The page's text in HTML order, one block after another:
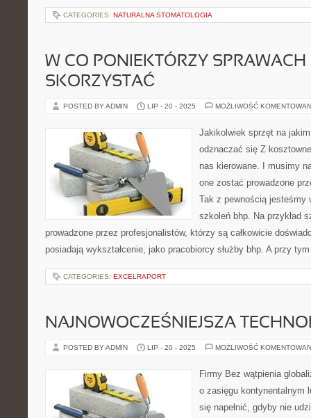
CATEGORIES: NATURALNA STOMATOLOGIA
W CO PONIEKTÓRZY
SKORZYSTAĆ
POSTED BY ADMIN LIP - 20 - 2025 MOŻLIWOŚĆ
Jakikolwiek sprzęt na
odznaczać się Z
nas kierowane. I musimy
one zostać prowadzone
Tak z pewnością jesteśmy
szkoleń bhp. Na przykład
prowadzone przez profesjonalistów, którzy są całkowicie
posiadają wykształcenie, jako pracobiorcy służby bhp. A przy
CATEGORIES: EXCELRAPORT
NAJNOWOCZEŚNIEJSZA
POSTED BY ADMIN LIP - 20 - 2025 MOŻLIWOŚĆ
Firmy Bez wątpienia
o zasięgu kontynentalnym
się napełnić, gdyby nie